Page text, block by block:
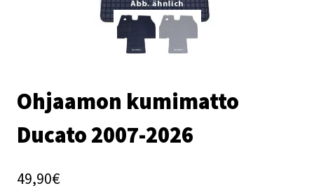
Ohjaamon kumimatto
Ducato 2007-2026
49,90€